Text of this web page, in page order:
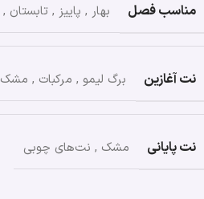
مناسب فصل بهار , پاییز , تابستان ,
نت آغازین برگ لیمو , مرکبات , مشک
نت پایانی مشک , نت‌های چوبی